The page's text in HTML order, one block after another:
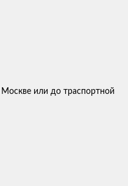
или до траспортной